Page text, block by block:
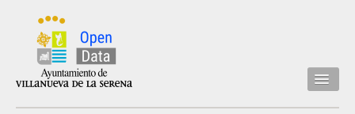
Inicio